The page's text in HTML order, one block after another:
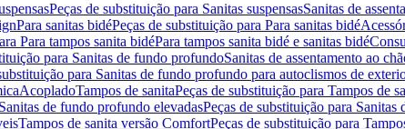
Peças de substituição para Sanitas suspensasSanitas de
Para sanitas bidéPeças de substituição para Para sanitas bidé
Para tampos sanita bidéPara tampos sanita bidé e sanitas bidé
para Sanitas de fundo profundoSanitas de assentamento ao
para Sanitas de fundo profundo para autoclismos de
AcopladoTampos de sanitaPeças de substituição para Tampos de
Sanitas de fundo profundo elevadasPeças de substituição para
Tampos de sanita versão ComfortPeças de substituição para